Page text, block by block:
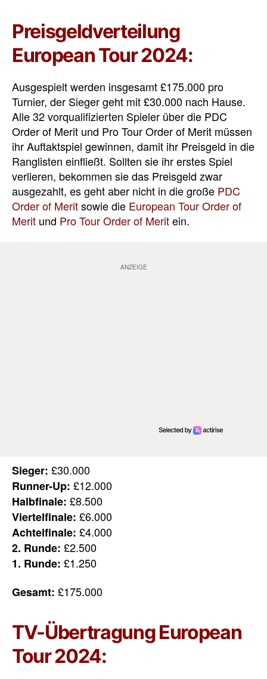
Preisgeldverteilung
European Tour 2024:
Ausgespielt werden insgesamt £175.000 pro
Turnier, der Sieger geht mit £30.000 nach Hause.
Alle 32 vorqualifizierten Spieler über die PDC
Order of Merit und Pro Tour Order of Merit müssen
ihr Auftaktspiel gewinnen, damit ihr Preisgeld in die
Ranglisten einfließt. Sollten sie ihr erstes Spiel
verlieren, bekommen sie das Preisgeld zwar
ausgezahlt, es geht aber nicht in diegroße PDC
Order of Meritsowie die European Tour Order of
Merit und Pro Tour Order of Meritein.
Sieger: £30.000
Runner-Up: £12.000
Halbfinale: £8.500
Viertelfinale: £6.000
Achtelfinale: £4.000
2. Runde: £2.500
1. Runde: £1.250
Gesamt: £175.000
TV-Übertragung European
Tour 2024: